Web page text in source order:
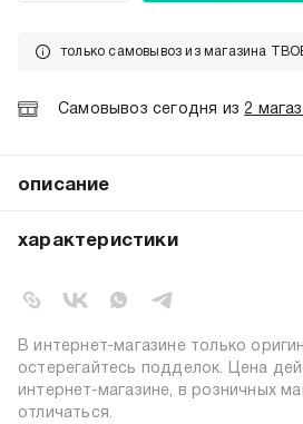
только самовывоз из магазина
Самовывоз сегодня из 2
описание
элегантной универсальности.
качественного трикотажного
хорошо держит форму и
посадку.
характеристики
коллекция:
вид застежки:
пуговицы
цвет:
белый
состав:
80%
В интернет-магазине только
остерегайтесь подделок. Цена
интернет-магазине, в розничных
отличаться.